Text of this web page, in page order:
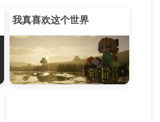
我真喜欢这个世界